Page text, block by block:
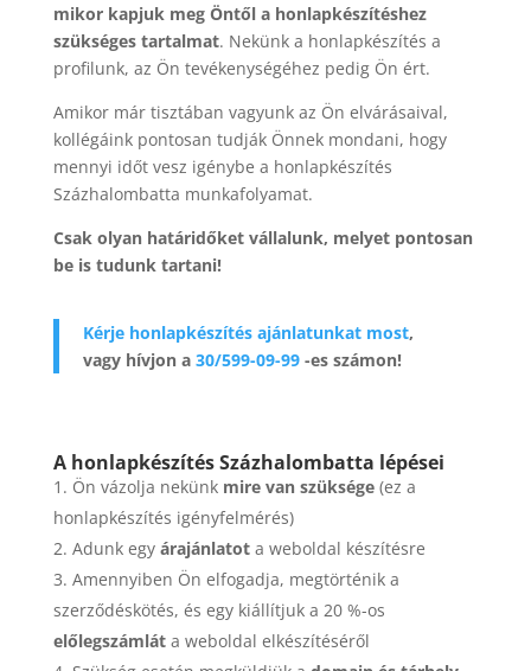
mikor kapjuk meg Öntől a honlapkészítéshez
szükséges tartalmat. Nekünk a honlapkészítés a
profilunk, az Ön tevékenységéhez pedig Ön ért.
Amikor már tisztában vagyunk az Ön elvárásaival,
kollégáink pontosan tudják Önnek mondani, hogy
mennyi időt vesz igénybe a honlapkészítés
Százhalombatta munkafolyamat.
Csak olyan határidőket vállalunk, melyet pontosan
be is tudunk tartani!
Kérje honlapkészítés ajánlatunkat most,
vagy hívjon a 30/599-09-99-es számon!
A honlapkészítés Százhalombatta lépései
Ön vázolja nekünk mire van szüksége(ez a
honlapkészítés igényfelmérés)
Adunk egy árajánlatota weboldal készítésre
Amennyiben Ön elfogadja, megtörténik a
szerződéskötés, és egy kiállítjuk a 20 %-os
előlegszámláta weboldal elkészítéséről